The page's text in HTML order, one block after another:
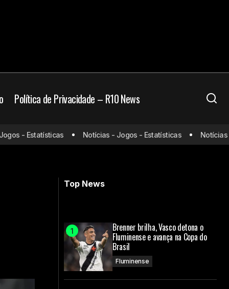
Política de Privacidade – R10 News
onde assistir e
Central Córdoba x Flamengo: onde
assistir e prováveis escalações
- Estatísticas Notícias - Jogos - Estatísticas Notícias -
Top News
Brenner brilha, Vasco detona o
Fluminense e avança na Copa do
Brasil
Fluminense